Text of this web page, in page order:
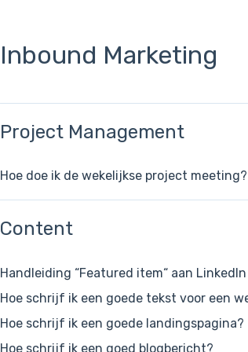
Inbound Marketing
Project Management
Hoe doe ik de wekelijkse project meeting?
Content
Handleiding “Featured item“ aan
Hoe schrijf ik een goede tekst voor een
Hoe schrijf ik een goede landingspagina?
Hoe schrijf ik een goed blogbericht?